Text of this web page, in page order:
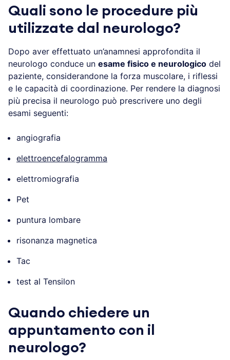
Quali sono le procedure più
utilizzate dal neurologo?
Dopo aver effettuato un’anamnesi approfondita il
neurologo conduce un esame fisico e neurologico del
paziente, considerandone la forza muscolare, i riflessi
e le capacità di coordinazione. Per rendere la diagnosi
più precisa il neurologo può prescrivere uno degli
esami seguenti:
angiografia
elettroencefalogramma
elettromiografia
Pet
puntura lombare
risonanza magnetica
Tac
test al Tensilon
Quando chiedere un
appuntamento con il
neurologo?